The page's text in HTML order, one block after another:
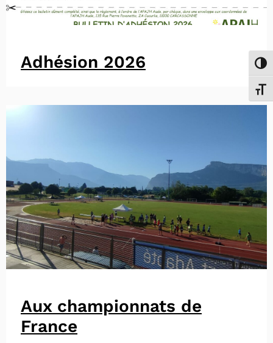
Adhésion 2026
Aux championnats de
France